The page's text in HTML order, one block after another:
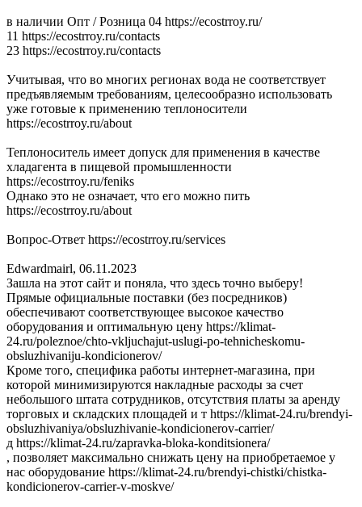
в наличии Опт / Розница 04 https://ecostrroy.ru/
11 https://ecostrroy.ru/contacts
23 https://ecostrroy.ru/contacts
Учитывая, что во многих регионах вода не соответствует
предъявляемым требованиям, целесообразно использовать
уже готовые к применению теплоносители
https://ecostrroy.ru/about
Теплоноситель имеет допуск для применения в качестве
хладагента в пищевой промышленности
https://ecostrroy.ru/feniks
Однако это не означает, что его можно пить
https://ecostrroy.ru/about
Вопрос-Ответ https://ecostrroy.ru/services
Edwardmairl, 06.11.2023
Зашла на этот сайт и поняла, что здесь точно выберу!
Прямые официальные поставки (без посредников)
обеспечивают соответствующее высокое качество
оборудования и оптимальную цену https://klimat-
24.ru/poleznoe/chto-vkljuchajut-uslugi-po-tehnicheskomu-
obsluzhivaniju-kondicionerov/
Кроме того, специфика работы интернет-магазина, при
которой минимизируются накладные расходы за счет
небольшого штата сотрудников, отсутствия платы за аренду
торговых и складских площадей и т https://klimat-24.ru/brendyi-
obsluzhivaniya/obsluzhivanie-kondicionerov-carrier/
д https://klimat-24.ru/zapravka-bloka-konditsionera/
, позволяет максимально снижать цену на приобретаемое у
нас оборудование https://klimat-24.ru/brendyi-chistki/chistka-
kondicionerov-carrier-v-moskve/